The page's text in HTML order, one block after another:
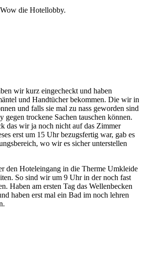
die Hotellobby.
wir kurz eingecheckt und haben
und Handtücher bekommen. Die wir in
und falls sie mal zu nass geworden sind
gegen trockene Sachen tauschen können.
das wir ja noch nicht auf das Zimmer
erst um 15 Uhr bezugsfertig war, gab es
wo wir es sicher unterstellen
den Hoteleingang in die Therme Umkleide
So sind wir um 9 Uhr in der noch fast
Haben am ersten Tag das Wellenbecken
haben erst mal ein Bad im noch lehren